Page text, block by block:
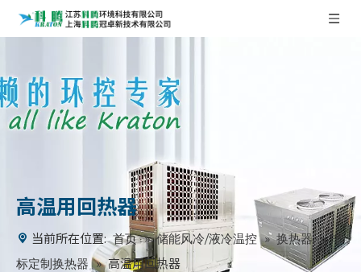
高温用回热器
当前所在位置: 首页 » 储能风冷/液冷温控 » 换热器 » 非
标定制换热器 » 高温用回热器